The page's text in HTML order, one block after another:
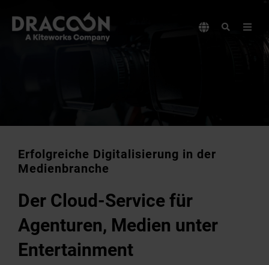
Erfolgreiche Digitalisierung in der
Medienbranche
Der Cloud-Service für
Agenturen, Medien unter
Entertainment